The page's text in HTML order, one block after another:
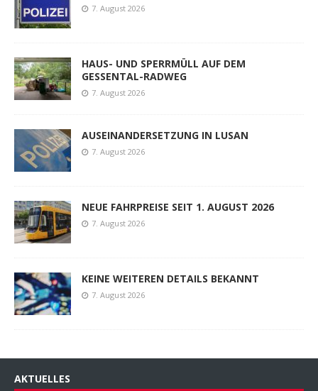
7. August 2026
HAUS- UND SPERRMÜLL AUF DEM
GESSENTAL-RADWEG
7. August 2026
AUSEINANDERSETZUNG IN LUSAN
7. August 2026
NEUE FAHRPREISE SEIT 1. AUGUST 2026
7. August 2026
KEINE WEITEREN DETAILS BEKANNT
7. August 2026
AKTUELLES